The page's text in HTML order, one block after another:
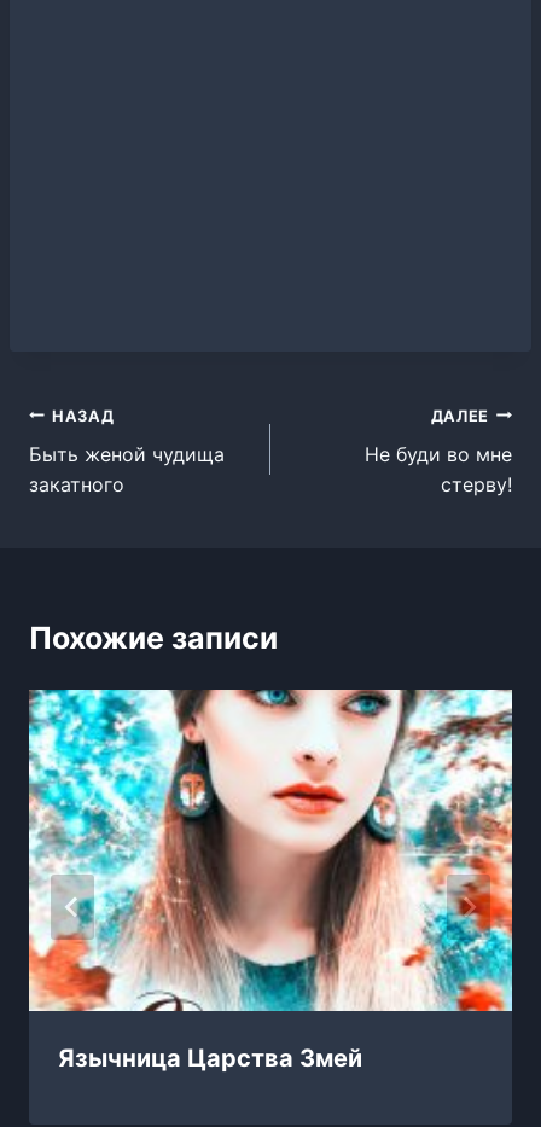
Навигация
по
НАЗАД
Быть женой чудища
закатного
ДАЛЕЕ
Не буди во мне
стерву!
Похожие записи
Язычница Царства Змей